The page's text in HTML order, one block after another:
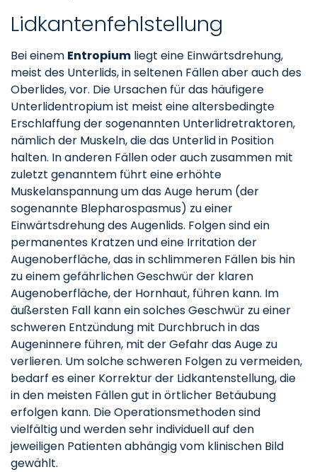
Lidkantenfehlstellung
Bei einem Entropium liegt eine Einwärtsdrehung,
meist des Unterlids, in seltenen Fällen aber auch des
Oberlides, vor. Die Ursachen für das häufigere
Unterlidentropium ist meist eine altersbedingte
Erschlaffung der sogenannten Unterlidretraktoren,
nämlich der Muskeln, die das Unterlid in Position
halten. In anderen Fällen oder auch zusammen mit
zuletzt genanntem führt eine erhöhte
Muskelanspannung um das Auge herum (der
sogenannte Blepharospasmus) zu einer
Einwärtsdrehung des Augenlids. Folgen sind ein
permanentes Kratzen und eine Irritation der
Augenoberfläche, das in schlimmeren Fällen bis hin
zu einem gefährlichen Geschwür der klaren
Augenoberfläche, der Hornhaut, führen kann. Im
äußersten Fall kann ein solches Geschwür zu einer
schweren Entzündung mit Durchbruch in das
Augeninnere führen, mit der Gefahr das Auge zu
verlieren. Um solche schweren Folgen zu vermeiden,
bedarf es einer Korrektur der Lidkantenstellung, die
in den meisten Fällen gut in örtlicher Betäubung
erfolgen kann. Die Operationsmethoden sind
vielfältig und werden sehr individuell auf den
jeweiligen Patienten abhängig vom klinischen Bild
gewählt.